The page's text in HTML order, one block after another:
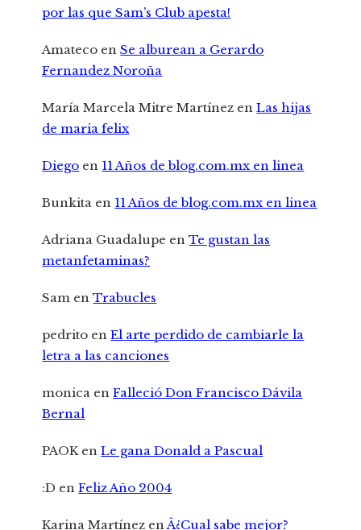
por las que Sam’s Club apesta!
Amateco enSe alburean a Gerardo
Fernandez Noroña
María Marcela Mitre Martínez enLas hijas
de maria felix
Diego en 11 Años de blog.com.mx en linea
Bunkita en 11 Años de blog.com.mx en linea
Adriana Guadalupe enTe gustan las
metanfetaminas?
Sam enTrabucles
pedrito enEl arte perdido de cambiarle la
letra a las canciones
monica enFalleció Don Francisco Dávila
Bernal
PAOK enLe gana Donald a Pascual
:D enFeliz Año 2004
Karina Martínez enÂ¿Cual sabe mejor?